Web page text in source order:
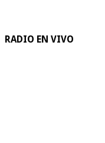
RADIO EN VIVO